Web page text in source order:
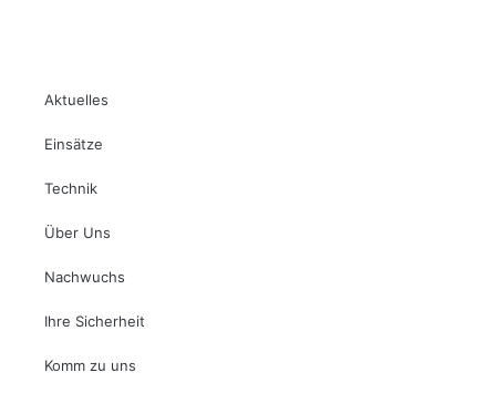
Aktuelles
Einsätze
Technik
Über Uns
Nachwuchs
Ihre Sicherheit
Komm zu uns